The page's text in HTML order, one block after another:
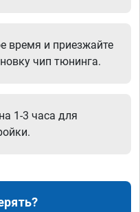
время и приезжайте
чип тюнинга.
1-3 часа для